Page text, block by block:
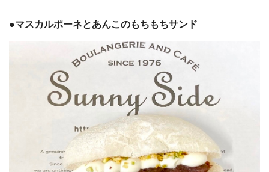
●マスカルポーネとあんこのもちもちサンド